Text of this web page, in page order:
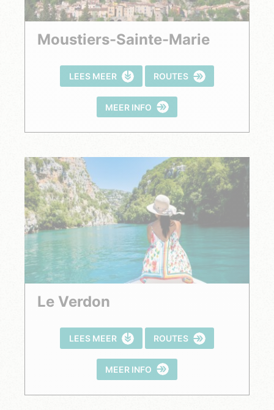
Moustiers-Sainte-Marie
LEES MEER ROUTES
MEER INFO
Le Verdon
LEES MEER ROUTES
MEER INFO